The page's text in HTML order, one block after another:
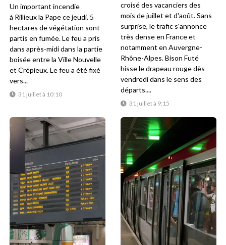
31 juillet à 10:10
Un important incendie
à Rillieux la Pape ce jeudi. 5
hectares de végétation sont
partis en fumée. Le feu a pris
dans après-midi dans la partie
boisée entre la Ville Nouvelle
et Crépieux. Le feu a été fixé
vers...
31 juillet à 9:15
croisé des vacanciers des
mois de juillet et d'août. Sans
surprise, le trafic s'annonce
très dense en France et
notamment en Auvergne-
Rhône-Alpes. Bison Futé
hisse le drapeau rouge dès
vendredi dans le sens des
départs....